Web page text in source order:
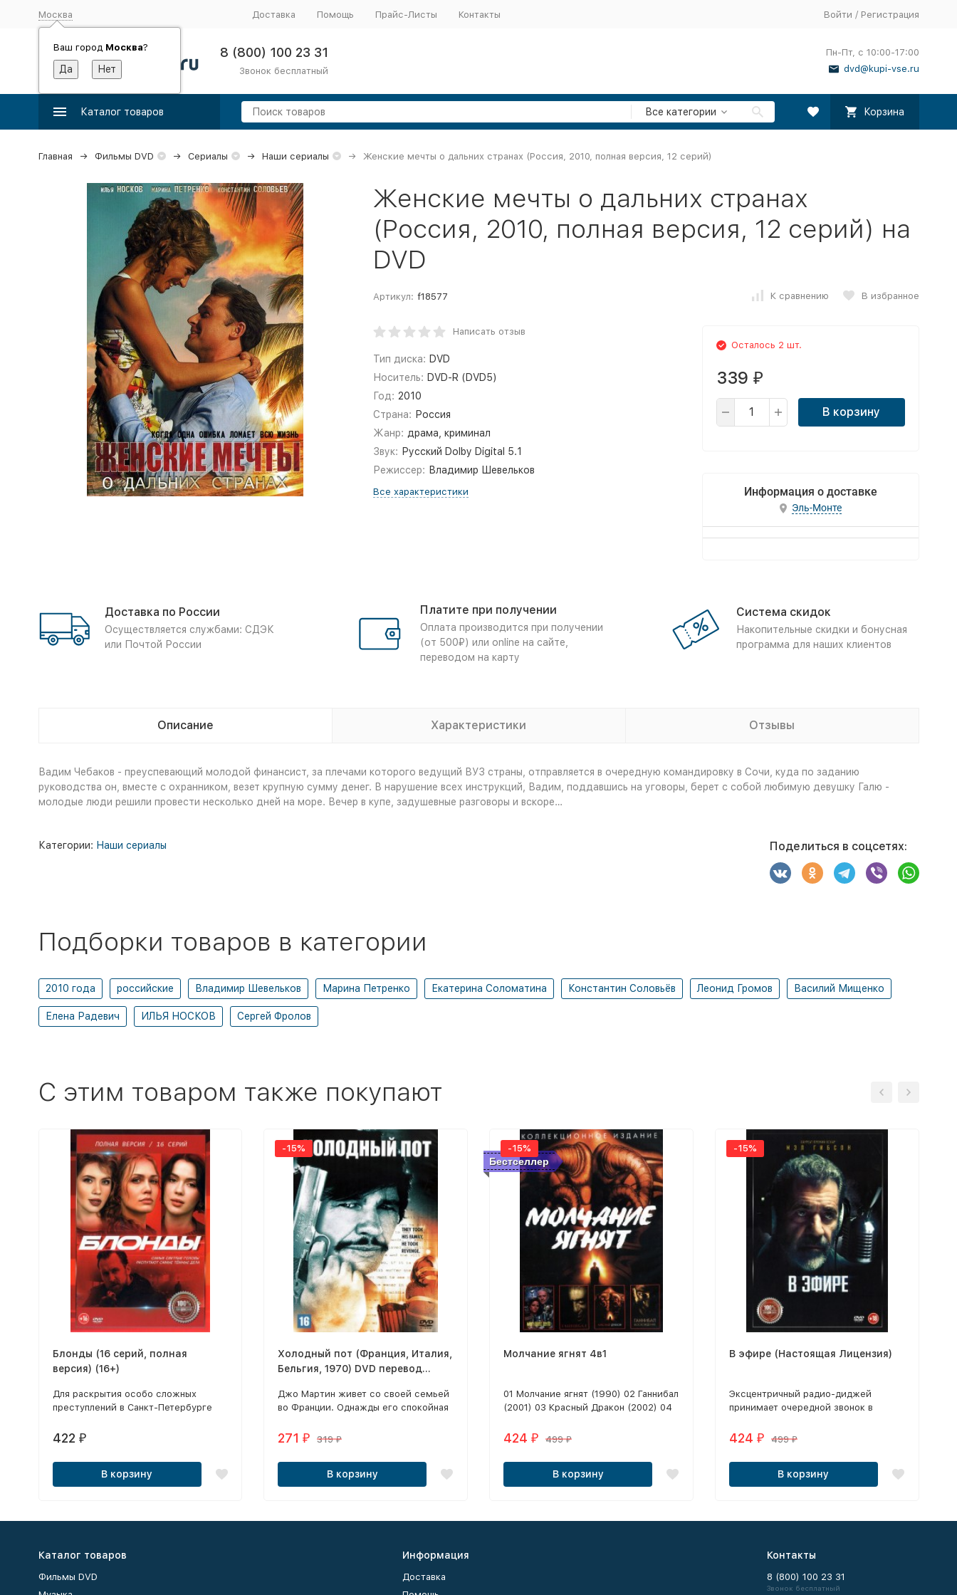
Москва
Ваш город Москва?
Доставка Помощь Прайс-Листы Контакты Войти / Регистрация
8 (800) 100 23 31
Звонок бесплатный
Пн-Пт, с 10:00-17:00
dvd@kupi-vse.ru
Каталог товаров Все категории Корзина
Главная Фильмы DVD Сериалы Наши сериалы Женские мечты о дальних странах (Россия, 2010, полная версия, 12 серий)
Женские мечты о дальних странах
(Россия, 2010, полная версия, 12 серий) на
DVD
Артикул: f18577 К сравнению В избранное
Написать отзыв
Тип диска: DVD
Носитель: DVD-R (DVD5)
Год: 2010
Страна: Россия
Жанр: драма, криминал
Звук: Русский Dolby Digital 5.1
Режиссер: Владимир Шевельков
Все характеристики
Осталось 2 шт.
339 ₽
В корзину
Информация о доставке
Эль-Монте
Доставка по России
Осуществляется службами: СДЭК
или Почтой России
Платите при получении
Оплата производится при получении
(от 500₽) или online на сайте,
переводом на карту
Система скидок
Накопительные скидки и бонусная
программа для наших клиентов
Описание Характеристики Отзывы
Вадим Чебаков - преуспевающий молодой финансист, за плечами которого ведущий ВУЗ страны, отправляется в очередную командировку в Сочи, куда по заданию
руководства он, вместе с охранником, везет крупную сумму денег. В нарушение всех инструкций, Вадим, поддавшись на уговоры, берет с собой любимую девушку Галю -
молодые люди решили провести несколько дней на море. Вечер в купе, задушевные разговоры и вскоре…
Категории: Наши сериалы Поделиться в соцсетях:
Подборки товаров в категории
2010 года российские Владимир Шевельков Марина Петренко Екатерина Соломатина Константин Соловьёв Леонид Громов Василий Мищенко
Елена Радевич ИЛЬЯ НОСКОВ Сергей Фролов
C этим товаром также покупают
Блонды (16 серий, полная
версия) (16+)
Для раскрытия особо сложных
преступлений в Санкт-Петербурге
— под видом брачного агентства
422 ₽
В корзину
-15%
Холодный пот (Франция, Италия,
Бельгия, 1970) DVD перевод
(многоголосый закадровый)
Джо Мартин живет со своей семьей
во Франции. Однажды его спокойная
угрозами.
271₽ 319₽
В корзину
Бестселлер
-15%
Молчание ягнят 4в1
01 Молчание ягнят (1990) 02 Ганнибал
(2001) 03 Красный Дракон (2002) 04
424 ₽ 499₽
В корзину
-15%
В эфире (Настоящая Лицензия)
Эксцентричный радио-диджей
принимает очередной звонок в
что этот разговор затянется на всю
424 ₽ 499₽
В корзину
Каталог товаров
Фильмы DVD
Информация
Доставка
Контакты
8 (800) 100 23 31
Звонок бесплатный